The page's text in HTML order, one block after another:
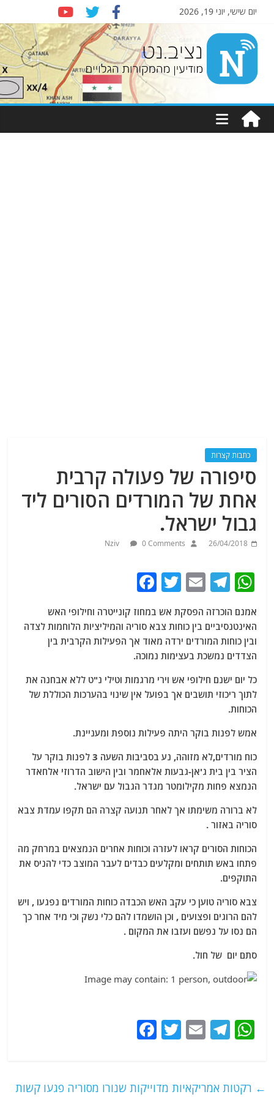
יום שישי, יוני 19, 2026
Nziv.net
מודיעין
מהמקורות
כתבות קצרות
סיפורה של פעולה קרבית
אחת של המורדים הסורים ליד
גבול ישראל.
26/04/2018
Nziv 0 Comments
W
at
s
A
p
p
T
e
g
ra
m
E
ai
l
T
itt
er
c
e
b
o
o
אמנם הוכרזה הפסקת אש במחוז קונייטרה וחילופי האש
האינטנסיביים בין כוחות צבא סוריה והמיליציות הלוחמות לצדה
ובין כוחות המורדים ירדה מאוד אך הפעילות הקרבית בין
הצדדים נמשכת בעצימות נמוכה.
כל יום ישנם חילופי אש וירי מרגמות וטילי נ"ט ללא אבחנה את
לתוך ריכוזי תושבים אך בפועל אין שינוי בהערכות הכוללת של
הכוחות.
אמש לפנות בוקר היתה פעילות נוספת ומעניינת.
כוח מורדים,לא מזוהה, נע בסביבות השעה 3 לפנות בוקר על
הציר בין בית ג'אן-גבעות אלאחמר ובין הישוב הדרוזי אלחאדר
הנמצא פחות מקילומטר מגדר הגבול עם ישראל.
לא ברורה משימתו אך לאחר תנועה קצרה הם תקפו עמדת צבא
סוריה באזור .
הכוחות הסורים קראו לעזרה וכוחות אחרים הנמצאים במרחק מה
פתחו באש תותחים ומקלעים כבדים לעבר המוצב כדי להניס את
התוקפים.
צבא סוריה טוען כי עקב האש הכבדה כוחות המורדים נפגעו , ויש
להם הרוגים ופצועים , וכן הושמדו להם כלי נשק וכי מיד אחר כך
הם נסו על נפשם ועזבו את המקום .
סתם יום של חול.
W
s
T
g
E
l
T
er
e ← רקטות אמריקאיות מדוייקות שנורו מסוריה פגעו קשות